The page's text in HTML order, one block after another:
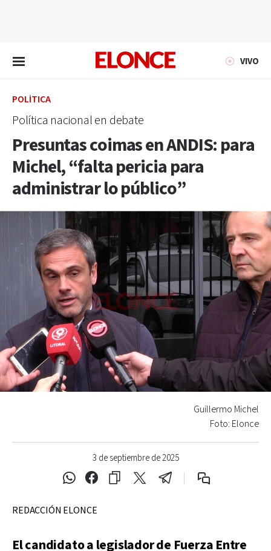
VIVO
POLÍTICA
Política nacional en debate
Presuntas coimas en ANDIS: para
Michel, “falta pericia para
administrar lo público”
3 de septiembre de 2025
Guillermo Michel
Foto: Elonce
REDACCIÓN ELONCE
El candidato a legislador de Fuerza Entre